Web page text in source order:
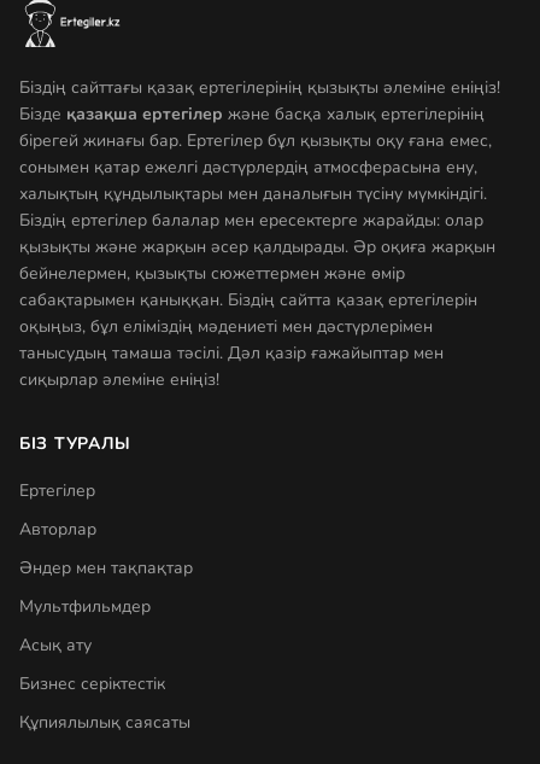
Біздің сайттағы қазақ ертегілерінің қызықты әлеміне еніңіз!
Бізде қазақша ертегілер және басқа халық ертегілерінің
бірегей жинағы бар. Ертегілер бұл қызықты оқу ғана емес,
сонымен қатар ежелгі дәстүрлердің атмосферасына ену,
халықтың құндылықтары мен даналығын түсіну мүмкіндігі.
Біздің ертегілер балалар мен ересектерге жарайды: олар
қызықты және жарқын әсер қалдырады. Әр оқиға жарқын
бейнелермен, қызықты сюжеттермен және өмір
сабақтарымен қаныққан. Біздің сайтта қазақ ертегілерін
оқыңыз, бұл еліміздің мәдениеті мен дәстүрлерімен
танысудың тамаша тәсілі. Дәл қазір ғажайыптар мен
сиқырлар әлеміне еніңіз!
БІЗ ТУРАЛЫ
Ертегілер
Авторлар
Әндер мен тақпақтар
Мультфильмдер
Асық ату
Бизнес серіктестік
Құпиялылық саясаты